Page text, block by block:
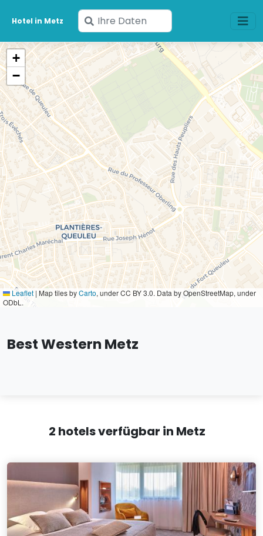
Hotel in Metz
Geben
Sie
Ihre
Daten
ein
+
−
Leaflet | Map tiles byCarto, under CC BY 3.0. Data by OpenStreetMap, under
ODbL.
Best Western Metz
2 hotels verfügbar in Metz